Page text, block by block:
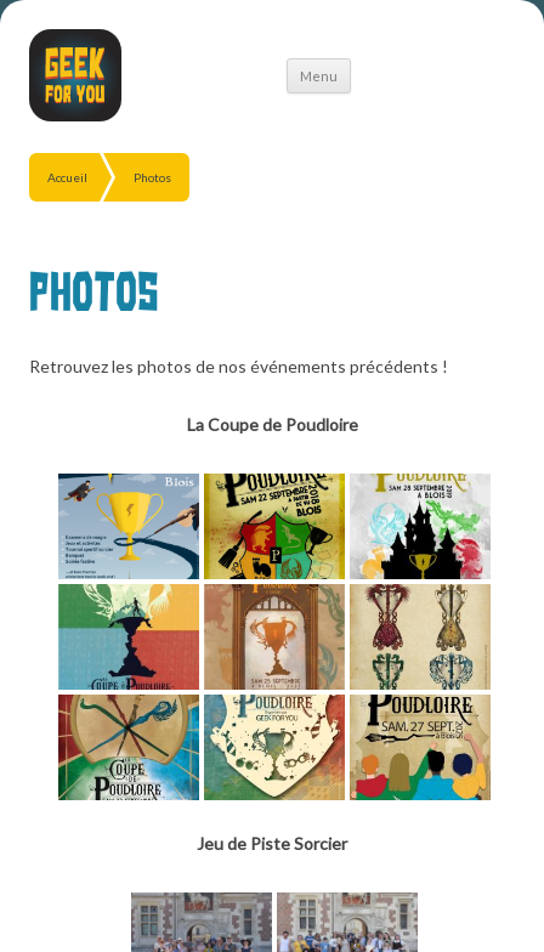
Menu
Aller
Accueil Photos
Photos
Retrouvez les photos de nos événements précédents !
La Coupe de Poudloire
Jeu de Piste Sorcier